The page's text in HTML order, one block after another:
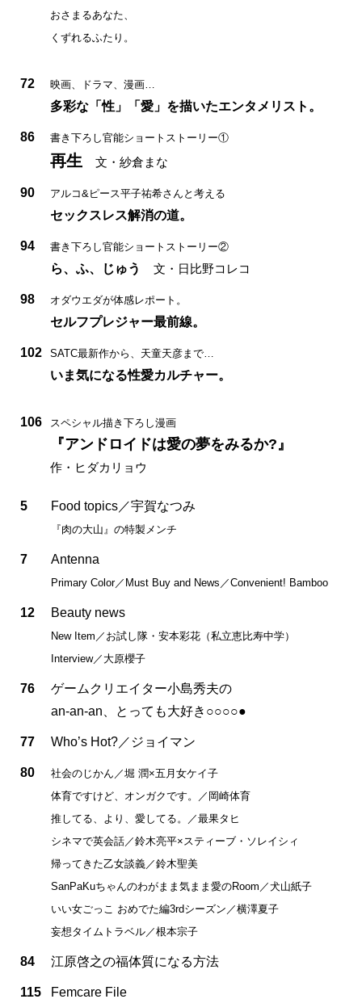
おさまるあなた、
くずれるふたり。
72 映画、ドラマ、漫画…
多彩な「性」「愛」を描いたエンタメリスト。
86 書き下ろし官能ショートストーリー①
再生 文・紗倉まな
90 アルコ&ピース平子祐希さんと考える
セックスレス解消の道。
94 書き下ろし官能ショートストーリー②
ら、ふ、じゅう 文・日比野コレコ
98 オダウエダが体感レポート。
セルフプレジャー最前線。
102 SATC最新作から、天童天彦まで…
いま気になる性愛カルチャー。
106 スペシャル描き下ろし漫画
『アンドロイドは愛の夢をみるか?』
作・ヒダカリョウ
5 Food topics／宇賀なつみ
『肉の大山』の特製メンチ
7 Antenna
Primary Color／Must Buy and News／Convenient! Bamboo
12 Beauty news
New Item／お試し隊・安本彩花（私立恵比寿中学）
Interview／大原櫻子
76
ゲームクリエイター小島秀夫の
an-an-an、とっても大好き○○○○●
77 Who’s Hot?／ジョイマン
80
社会のじかん／堀 潤×五月女ケイ子
体育ですけど、オンガクです。／岡崎体育
推してる、より、愛してる。／最果タヒ
シネマで英会話／鈴木亮平×スティーブ・ソレイシィ
帰ってきた乙女談義／鈴木聖美
SanPaKuちゃんのわがまま気まま愛のRoom／犬山紙子
いい女ごっこ おめでた編3rdシーズン／横澤夏子
妄想タイムトラベル／根本宗子
84 江原啓之の福体質になる方法
115 Femcare File